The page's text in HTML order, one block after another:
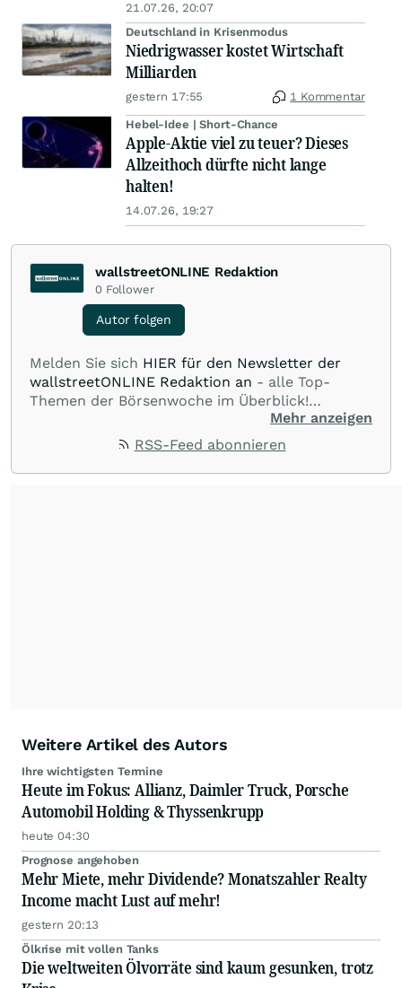
21.07.26, 20:07
Deutschland in Krisenmodus
Niedrigwasser kostet Wirtschaft
Milliarden
gestern 17:55 1 Kommentar
Hebel-Idee | Short-Chance
Apple-Aktie viel zu teuer? Dieses
Allzeithoch dürfte nicht lange
halten!
14.07.26, 19:27
wallstreetONLINE Redaktion
0 Follower
Autor folgen
Melden Sie sich HIER für den Newsletter der
wallstreetONLINE Redaktion an - alle Top-
Themen der Börsenwoche im Überblick!
Verpassen Sie kein wichtiges Anleger-Thema!Für
Beiträge auf diesem journalistischen Channel ist
Redaktion verantwortlich. Die Fachjournalisten
Mehr anzeigen
RSS-Feed abonnieren
Weitere Artikel des Autors
Ihre wichtigsten Termine
Heute im Fokus: Allianz, Daimler Truck, Porsche
Automobil Holding & Thyssenkrupp
heute 04:30
Prognose angehoben
Mehr Miete, mehr Dividende? Monatszahler Realty
Income macht Lust auf mehr!
gestern 20:13
Ölkrise mit vollen Tanks
Die weltweiten Ölvorräte sind kaum gesunken, trotz